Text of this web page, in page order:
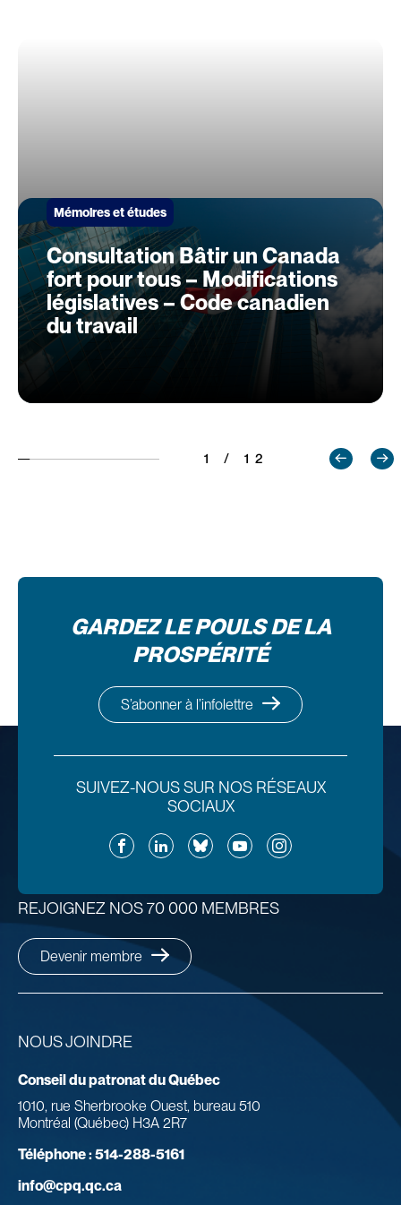
Mémoires et études
Consultation Bâtir un Canada
fort pour tous – Modifications
législatives – Code canadien
du travail
1 / 12
GARDEZ LE POULS DE LA
PROSPÉRITÉ
S’abonner à l’infolettre
SUIVEZ-NOUS SUR NOS RÉSEAUX
SOCIAUX
FacebookLinkedInBlueskyYouTubeInstagram
NOUS JOINDRE
Conseil du patronat du Québec
1010, rue Sherbrooke Ouest, bureau 510
Montréal (Québec) H3A 2R7
Téléphone :514-288-5161
info@cpq.qc.ca
REJOIGNEZ NOS 70 000 MEMBRES
Devenir membre